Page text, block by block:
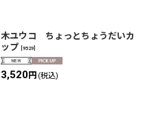
木ユウコ ちょっとちょうだいカ
ップ [9529]
3,520円 (税込)